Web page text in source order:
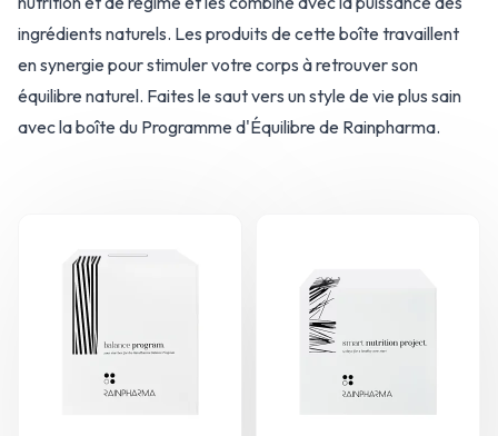
ingrédients naturels. Les produits de cette boîte travaillent
en synergie pour stimuler votre corps à retrouver son
équilibre naturel. Faites le saut vers un style de vie plus sain
avec la boîte du Programme d'Équilibre de Rainpharma.